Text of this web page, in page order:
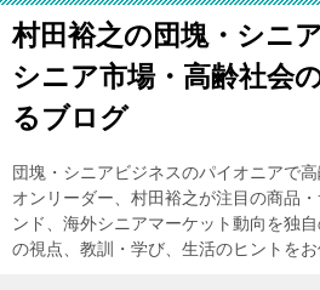
村田裕之の団塊・シニ
シニア市場・高齢社会
るブログ
団塊・シニアビジネスのパイオニアで
オンリーダー、村田裕之が注目の商品
ンド、海外シニアマーケット動向を独
の視点、教訓・学び、生活のヒントをお